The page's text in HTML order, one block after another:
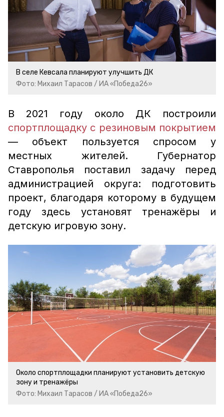
В селе Кевсала планируют улучшить ДК
Фото: Михаил Тарасов / ИА «Победа26»
В 2021 году около ДК построили
спортплощадку с резиновым покрытием
— объект пользуется спросом у
местных жителей. Губернатор
Ставрополья поставил задачу перед
администрацией округа: подготовить
проект, благодаря которому в будущем
году здесь установят тренажёры и
детскую игровую зону.
Около спортплощадки планируют установить детскую
зону и тренажёры
Фото: Михаил Тарасов / ИА «Победа26»